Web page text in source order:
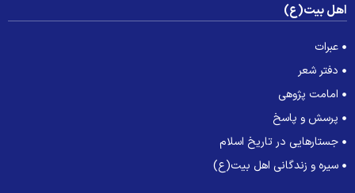
بیت(ع)
عبرات
دفتر شعر
امامت پژوهی
پرسش و پاسخ
جستارهایی در تاریخ اسلام
سیره و زندگانی اهل بیت(ع)